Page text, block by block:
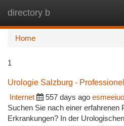
directory b
Home
1
Urologie Salzburg -
Internet
557 days ago
Suchen Sie nach einer erfahrenen
Erkrankungen? In der